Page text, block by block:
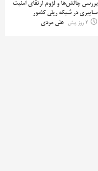
بررسی چالش‌ها و لزوم ارتقای امنیت
سایبری در شبکه ریلی کشور
2 روز پیش
علی مردی